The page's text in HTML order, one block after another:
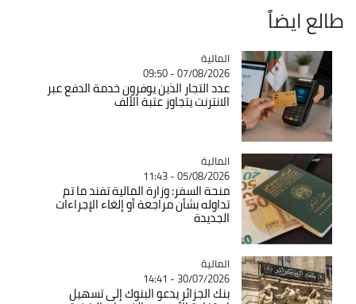
طالع ايضاً
Catégorie
المالية
07/08/2026 - 09:50
عدد التجار الذين يوفرون خدمة الدفع عبر
الانترنت يتجاوز عتبة الألف
Catégorie
المالية
05/08/2026 - 11:43
منحة السفر: وزارة المالية تفند ما تم
تداوله بشأن مراجعة أو إلغاء الإجراءات
الجديدة
Catégorie
المالية
30/07/2026 - 14:41
بنك الجزائر يدعو البنوك إلى تسهيل